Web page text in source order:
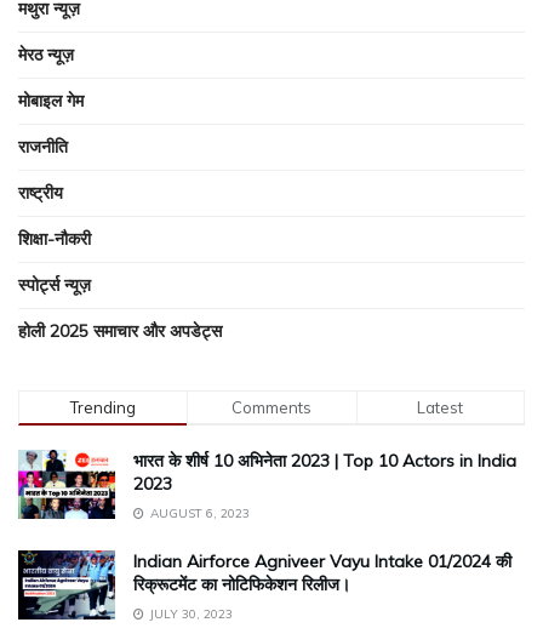
मथुरा न्यूज़
मेरठ न्यूज़
मोबाइल गेम
राजनीति
राष्ट्रीय
शिक्षा-नौकरी
स्पोर्ट्स न्यूज़
होली 2025 समाचार और अपडेट्स
Trending Comments Latest
भारत के शीर्ष 10 अभिनेता 2023 | Top 10 Actors in India
2023
AUGUST 6, 2023
Indian Airforce Agniveer Vayu Intake 01/2024 की
रिक्रूटमेंट का नोटिफिकेशन रिलीज।
JULY 30, 2023